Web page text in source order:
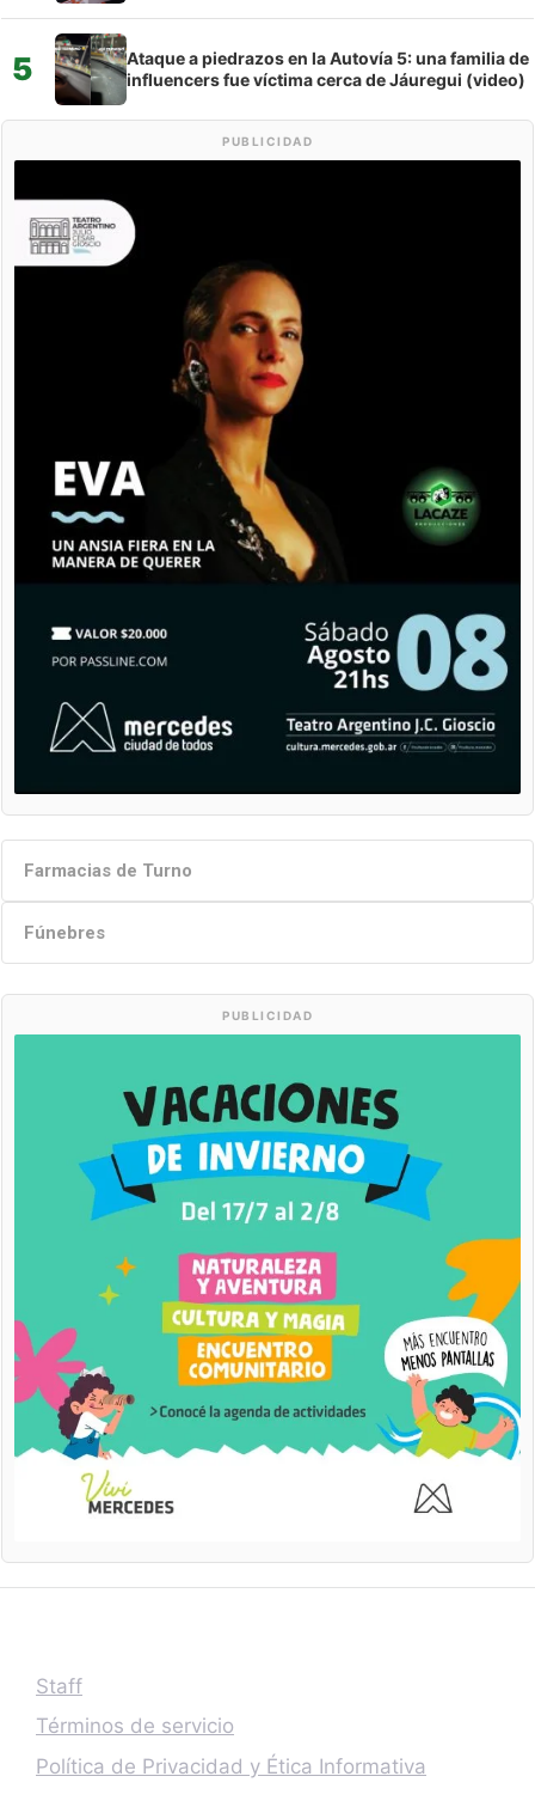
5
Ataque a piedrazos en la Autovía 5: una familia de
influencers fue víctima cerca de Jáuregui (video)
PUBLICIDAD
Farmacias de Turno
Fúnebres
PUBLICIDAD
Staff
Términos de servicio
Política de Privacidad y Ética Informativa